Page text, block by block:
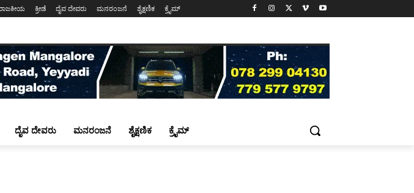
ಕ್ರೀಡೆ ದೈವ ದೇವರು ಮನರಂಜನೆ ಶೈಕ್ಷಣಿಕ ಕ್ರೈಮ್
ದೈವ ದೇವರು ಮನರಂಜನೆ ಶೈಕ್ಷಣಿಕ ಕ್ರೈಮ್